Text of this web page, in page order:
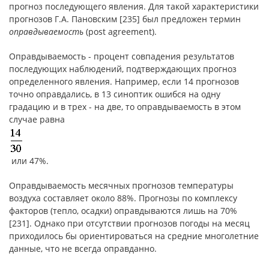
прогноз последующего явления. Для такой характеристики
прогнозов Г.А. Пановским [235] был предложен термин
оправдываемость (post agreement).
Оправдываемость - процент совпадения результатов
последующих наблюдений, подтверждающих прогноз
определенного явления. Например, если 14 прогнозов
точно оправдались, в 13 синоптик ошибся на одну
градацию и в трех - на две, то оправдываемость в этом
случае равна
или 47%.
Оправдываемость месячных прогнозов температуры
воздуха составляет около 88%. Прогнозы по комплексу
факторов (тепло, осадки) оправдываются лишь на 70%
[231]. Однако при отсутствии прогнозов погоды на месяц
приходилось бы ориентироваться на средние многолетние
данные, что не всегда оправданно.